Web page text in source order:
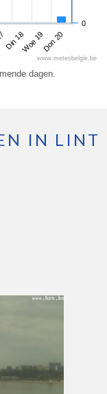
Din 18Woe 19Don 20
0
www.meteobelgie.be
dagen.
IN LINT